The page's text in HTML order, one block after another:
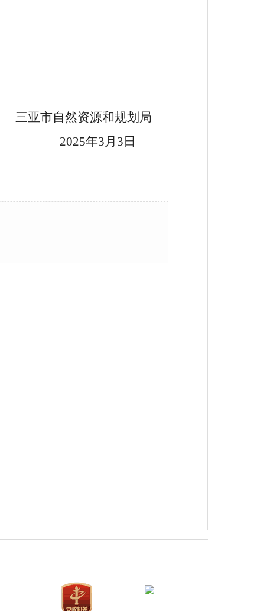
三亚市自然资源和规划局
年3月 3 日